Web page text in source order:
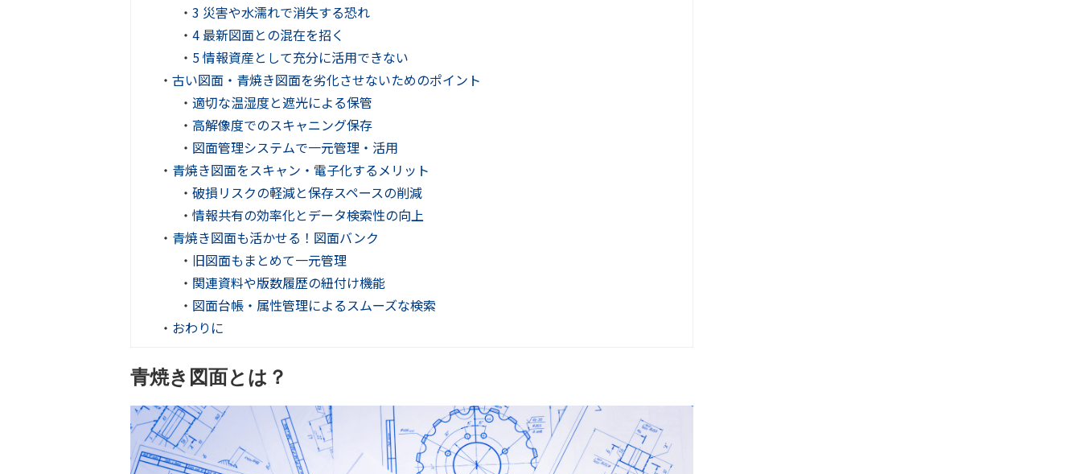
・ 3 災害や水濡れで消失する恐れ
・ 4 最新図面との混在を招く
・ 5 情報資産として充分に活用できない
・ 古い図面・青焼き図面を劣化させないためのポイント
・ 適切な温湿度と遮光による保管
・ 高解像度でのスキャニング保存
・ 図面管理システムで一元管理・活用
・ 青焼き図面をスキャン・電子化するメリット
・ 破損リスクの軽減と保存スペースの削減
・ 情報共有の効率化とデータ検索性の向上
・ 青焼き図面も活かせる！図面バンク
・ 旧図面もまとめて一元管理
・ 関連資料や版数履歴の紐付け機能
・ 図面台帳・属性管理によるスムーズな検索
・ おわりに
青焼き図面とは？